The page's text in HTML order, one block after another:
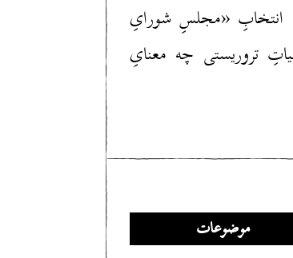
انتخابِ «مجلسِ شورایِ
تروریستی چه معنایِ
موضوعات